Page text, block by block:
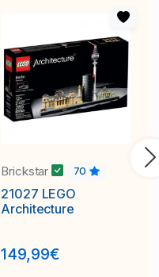
Brickstar 70
21027 LEGO
Architecture
149,99€